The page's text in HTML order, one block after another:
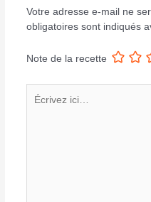
Votre adresse e-mail ne
obligatoires sont indiqués
Note de la recette
ici…